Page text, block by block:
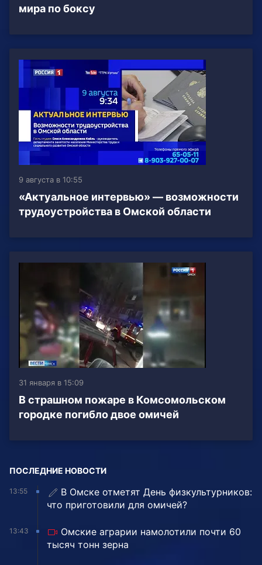
мира по боксу
9 августа в 10:55
«Актуальное интервью» — возможности
трудоустройства в Омской области
31 января в 15:09
В страшном пожаре в Комсомольском
городке погибло двое омичей
ПОСЛЕДНИЕ НОВОСТИ
13:55
В Омске отметят День физкультурников:
что приготовили для омичей?
13:43
Омские аграрии намолотили почти 60
тысяч тонн зерна